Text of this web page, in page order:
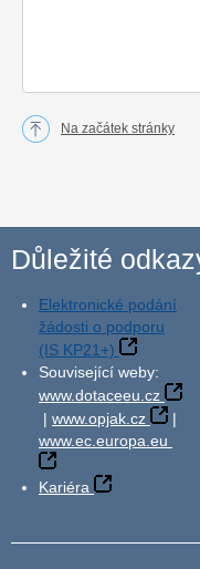
Na začátek stránky
Důležité
Elektronické podání
žádosti o podporu
(IS KP21+)
Související weby:
www.dotaceeu.cz
| www.opjak.cz
|
www.ec.europa.eu
Kariéra